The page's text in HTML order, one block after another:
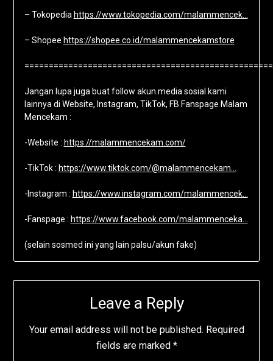
– Tokopedia https://www.tokopedia.com/malammencek…
– Shopee https://shopee.co.id/malammencekamstore
Jangan lupa juga buat follow akun media sosial kami
lainnya di Website, Instagram, TikTok, FB Fanspage Malam
Mencekam :
-Website : https://malammencekam.com/
-TikTok : https://www.tiktok.com/@malammencekam…
-Instagram : https://www.instagram.com/malammencek…
-Fanspage : https://www.facebook.com/malammenceka…
(selain sosmed ini yang lain palsu/akun fake)
Leave a Reply
Your email address will not be published. Required
fields are marked *